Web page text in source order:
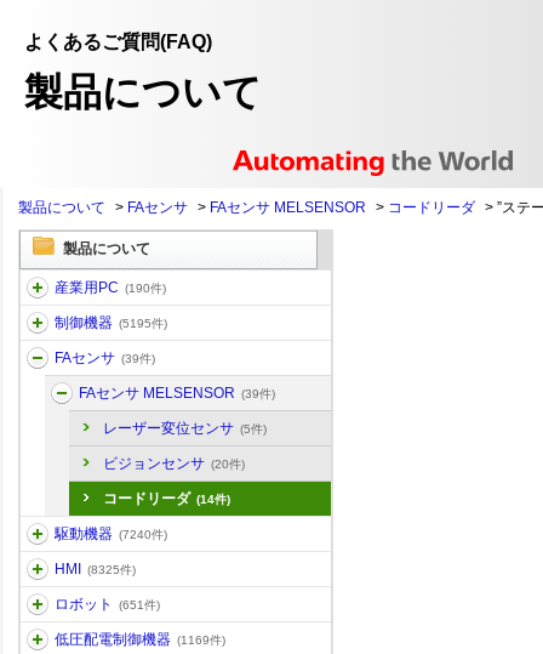
よくあるご質問(FAQ)
製品について
製品について > FAセンサ > FAセンサ MELSENSOR > コードリーダ > ”ステ
製品について
産業用PC (190件)
制御機器 (5195件)
FAセンサ (39件)
FAセンサ MELSENSOR (39件)
レーザー変位センサ (5件)
ビジョンセンサ (20件)
コードリーダ (14件)
駆動機器 (7240件)
HMI (8325件)
ロボット (651件)
低圧配電制御機器 (1169件)